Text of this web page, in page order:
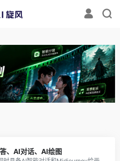
、AI对话、AI绘图